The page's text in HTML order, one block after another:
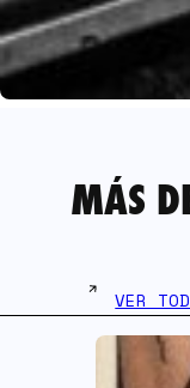
MÁS
VER